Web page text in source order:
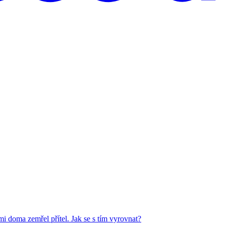
doma zemřel přítel. Jak se s tím vyrovnat?